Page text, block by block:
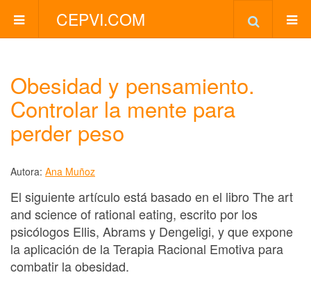
CEPVI.COM
Obesidad y pensamiento.
Controlar la mente para
perder peso
Autora: Ana Muñoz
El siguiente artículo está basado en el libro The art
and science of rational eating, escrito por los
psicólogos Ellis, Abrams y Dengeligi, y que expone
la aplicación de la Terapia Racional Emotiva para
combatir la obesidad.